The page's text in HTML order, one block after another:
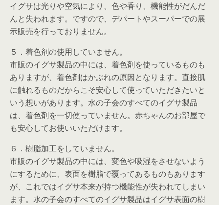
イグサは光りや空気により、色や香り、機能性がだんだ
んと失われます。ですので、デパートやスーパーでの展
示販売を行っておりません。
５．着色剤の使用していません。
市販のイグサ製品の中には、着色剤を使っているものも
ありますが、着色剤はかぶれの原因となります。直接肌
に触れるものだからこそ安心して使っていただきたいと
いう想いがあります。水の子会のすべてのイグサ製品
は、着色剤を一切使っていません。赤ちゃんのお部屋で
も安心してお使いいただけます。
６．樹脂加工をしていません。
市販のイグサ製品の中には、変色や吸湿をさせないよう
にするために、表面を樹脂で覆ってあるものもあります
が、これではイグサ本来が持つ機能性が失われてしまい
ます。水の子会のすべてのイグサ製品はイグサ表面の樹